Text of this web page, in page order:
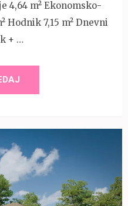
4,64 m² Ekonomsko-
Hodnik 7,15 m² Dnevni
+ …